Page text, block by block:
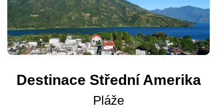
Destinace Střední Amerika
Pláže